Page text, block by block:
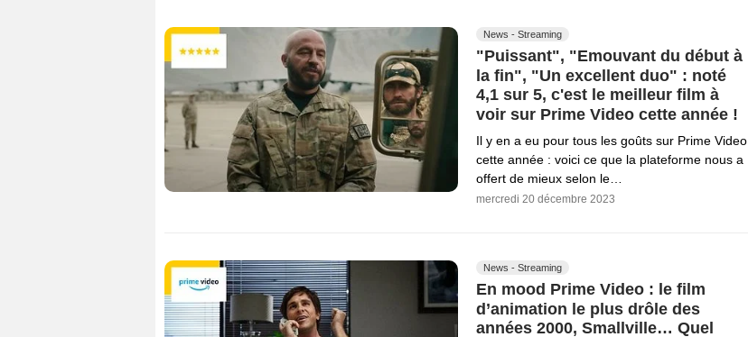
News - Streaming
"Puissant", "Emouvant du début à
la fin", "Un excellent duo" : noté
4,1 sur 5, c'est le meilleur film à
voir sur Prime Video cette année !
Il y en a eu pour tous les goûts sur Prime Video
cette année : voici ce que la plateforme nous a
offert de mieux selon le…
mercredi 20 décembre 2023
News - Streaming
En mood Prime Video : le film
d’animation le plus drôle des
années 2000, Smallville… Quel